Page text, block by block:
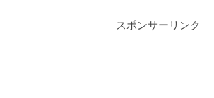
スポンサーリンク